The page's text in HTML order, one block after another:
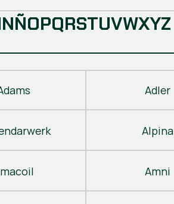
NÑOPQRSTUVWXYZ
Adler
Alpina
Amni